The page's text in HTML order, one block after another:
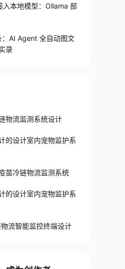
本地模型：Ollama 部
：AI Agent 全自动图文
录
物流监测系统设计
的设计室内宠物监护系
苗冷链物流监测系统
的设计室内宠物监护系
流智能监控终端设计